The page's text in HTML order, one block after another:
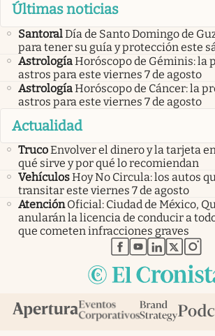
Últimas noticias
SantoralDía de Santo Domingo de
para tener su guía y protección este
AstrologíaHoróscopo de Géminis: la
astros para este viernes 7 de agosto
AstrologíaHoróscopo de Cáncer: la
astros para este viernes 7 de agosto
Actualidad
TrucoEnvolver el dinero y la tarjeta
qué sirve y por qué lo recomiendan
VehículosHoy No Circula: los autos
transitar este viernes 7 de agosto
Atención Oficial: Ciudad de México,
anularán la licencia de conducir a
que cometen infracciones graves
abre en nueva
abre en nueva
abre en
abre